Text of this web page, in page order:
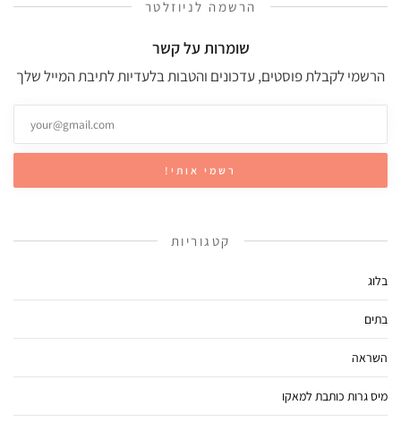
הרשמה לניוזלטר
שומרות על קשר
הרשמי לקבלת פוסטים, עדכונים והטבות בלעדיות לתיבת המייל שלך
קטגוריות
בלוג
בתים
השראה
מיס גרות כותבת למאקו